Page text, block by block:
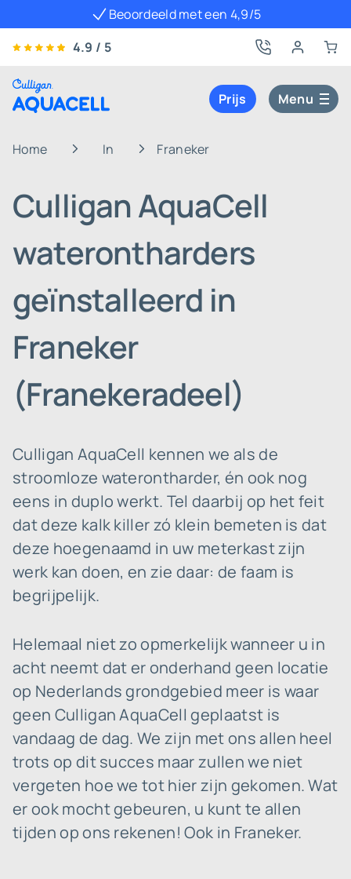
Beoordeeld met een 4,9/5
4.9 / 5
Prijs Menu
Home In Franeker
Culligan AquaCell
waterontharders
geïnstalleerd in
Franeker
(Franekeradeel)
Culligan AquaCell kennen we als de
stroomloze waterontharder, én ook nog
eens in duplo werkt. Tel daarbij op het feit
dat deze kalk killer zó klein bemeten is dat
deze hoegenaamd in uw meterkast zijn
werk kan doen, en zie daar: de faam is
begrijpelijk.
Helemaal niet zo opmerkelijk wanneer u in
acht neemt dat er onderhand geen locatie
op Nederlands grondgebied meer is waar
geen Culligan AquaCell geplaatst is
vandaag de dag. We zijn met ons allen heel
trots op dit succes maar zullen we niet
vergeten hoe we tot hier zijn gekomen. Wat
er ook mocht gebeuren, u kunt te allen
tijden op ons rekenen! Ook in Franeker.